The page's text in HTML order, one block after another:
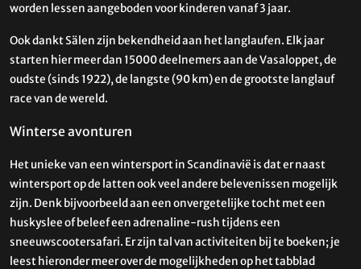
worden lessen aangeboden voor kinderen vanaf 3 jaar.
Ook dankt Sälen zijn bekendheid aan het langlaufen. Elk jaar
starten hier meer dan 15000 deelnemers aan de Vasaloppet, de
oudste (sinds 1922), de langste (90 km) en de grootste langlauf
race van de wereld.
Winterse avonturen
Het unieke van een wintersport in Scandinavië is dat er naast
wintersport op de latten ook veel andere belevenissen mogelijk
zijn. Denk bijvoorbeeld aan een onvergetelijke tocht met een
huskyslee of beleef een adrenaline-rush tijdens een
sneeuwscootersafari. Er zijn tal van activiteiten bij te boeken; je
leest hieronder meer over de mogelijkheden op het tabblad